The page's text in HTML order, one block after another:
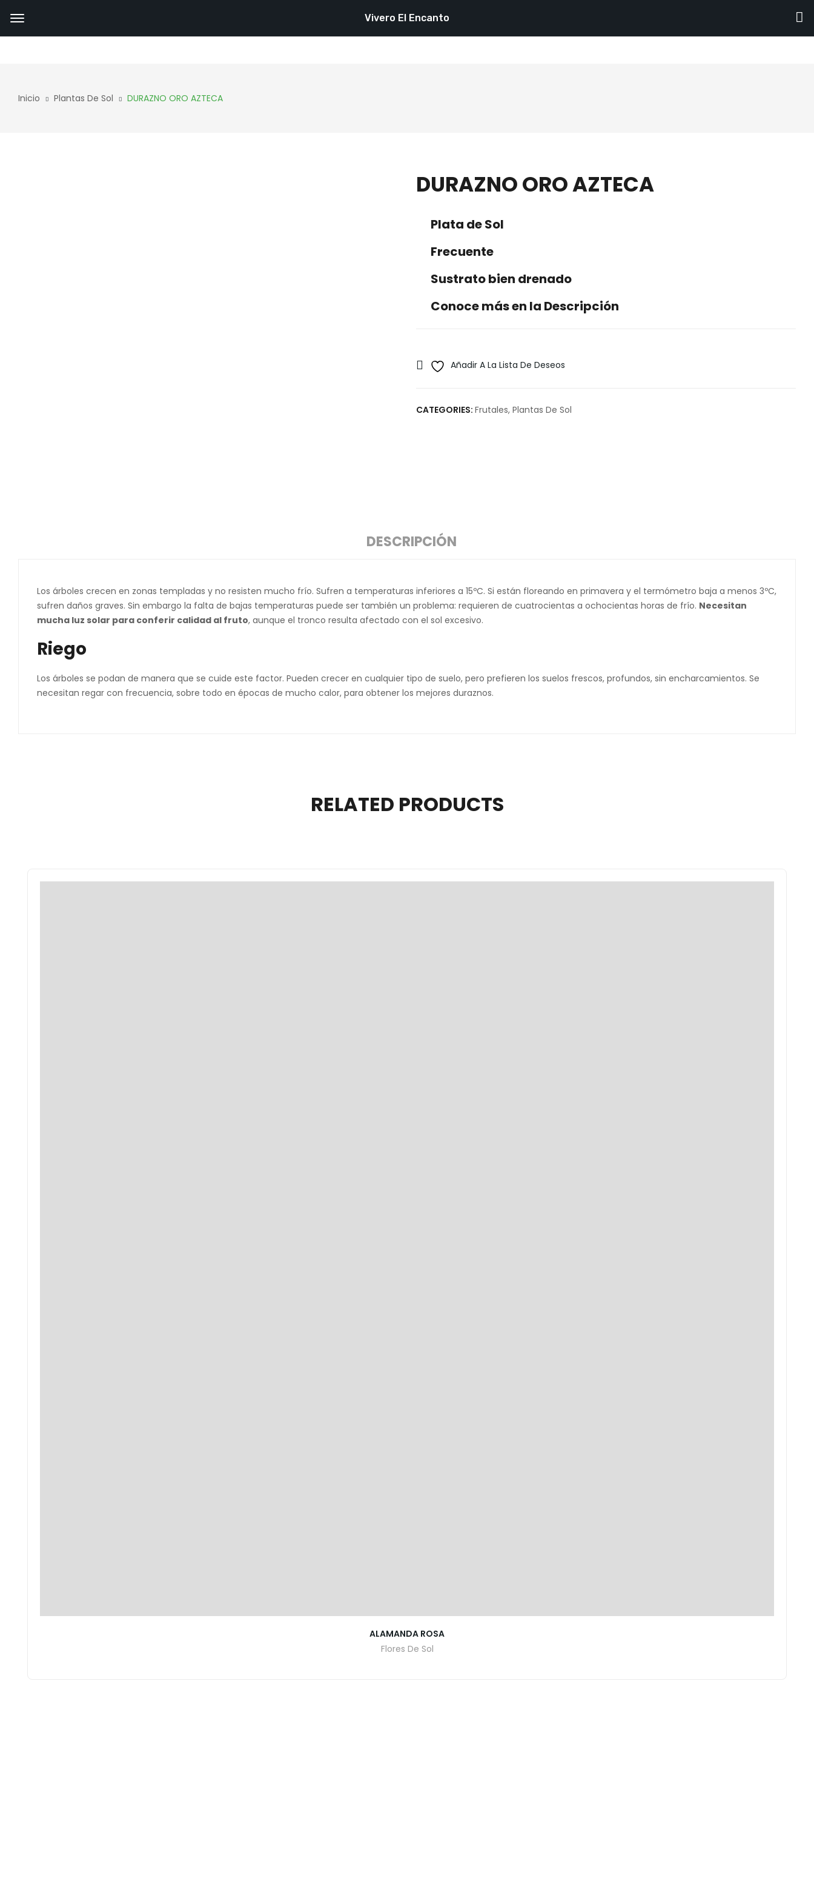
Inicio Plantas De Sol DURAZNO ORO AZTECA
DURAZNO ORO AZTECA
Plata de Sol
Frecuente
Sustrato bien drenado
Conoce más en la Descripción
Añadir A La Lista De Deseos
CATEGORIES: Frutales, Plantas De Sol
DESCRIPCIÓN
Los árboles crecen en zonas templadas y no resisten mucho frío. Sufren a temperaturas inferiores a 15ºC. Si están floreando en primavera y el termómetro baja a menos 3ºC,
sufren daños graves. Sin embargo la falta de bajas temperaturas puede ser también un problema: requieren de cuatrocientas a ochocientas horas de frío. Necesitan
mucha luz solar para conferir calidad al fruto, aunque el tronco resulta afectado con el sol excesivo.
Riego
Los árboles se podan de manera que se cuide este factor. Pueden crecer en cualquier tipo de suelo, pero prefieren los suelos frescos, profundos, sin encharcamientos. Se
necesitan regar con frecuencia, sobre todo en épocas de mucho calor, para obtener los mejores duraznos.
RELATED PRODUCTS
ALAMANDA ROSA
Flores De Sol
Vivero El Encanto